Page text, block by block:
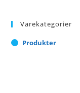
Varekategorier
Produkter